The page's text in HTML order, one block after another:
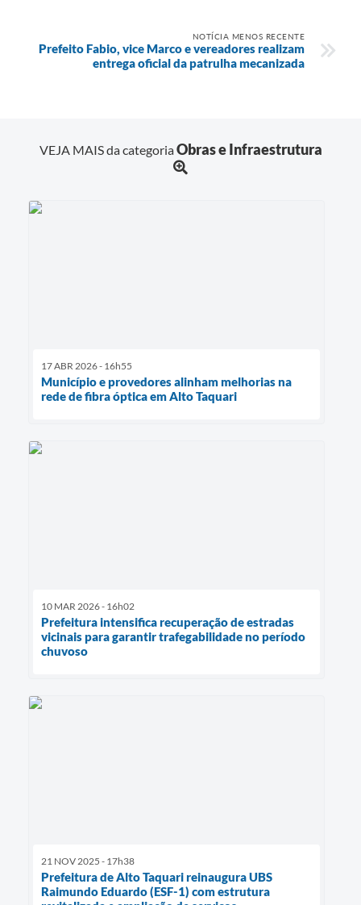
NOTÍCIA MENOS RECENTE
Prefeito Fabio, vice Marco e vereadores realizam
entrega oficial da patrulha mecanizada
VEJA MAIS da categoriaObras e Infraestrutura
17 ABR 2026 - 16h55
Município e provedores alinham melhorias na
rede de fibra óptica em Alto Taquari
10 MAR 2026 - 16h02
Prefeitura intensifica recuperação de estradas
vicinais para garantir trafegabilidade no período
chuvoso
21 NOV 2025 - 17h38
Prefeitura de Alto Taquari reinaugura UBS
Raimundo Eduardo (ESF-1) com estrutura